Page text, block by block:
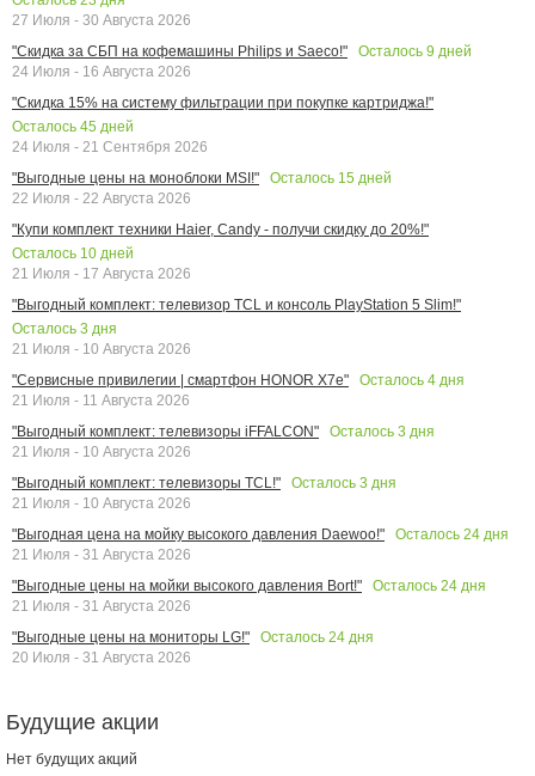
27 Июля - 30 Августа 2026
"Скидка за СБП на кофемашины Philips и Saeco!"
Осталось 9 дней
24 Июля - 16 Августа 2026
"Скидка 15% на систему фильтрации при покупке картриджа!"
Осталось 45 дней
24 Июля - 21 Сентября 2026
"Выгодные цены на моноблоки MSI!"
Осталось 15 дней
22 Июля - 22 Августа 2026
"Купи комплект техники Haier, Candy - получи скидку до 20%!"
Осталось 10 дней
21 Июля - 17 Августа 2026
"Выгодный комплект: телевизор TCL и консоль PlayStation 5 Slim!"
Осталось 3 дня
21 Июля - 10 Августа 2026
"Сервисные привилегии | смартфон HONOR X7e"
Осталось 4 дня
21 Июля - 11 Августа 2026
"Выгодный комплект: телевизоры iFFALCON"
Осталось 3 дня
21 Июля - 10 Августа 2026
"Выгодный комплект: телевизоры TCL!"
Осталось 3 дня
21 Июля - 10 Августа 2026
"Выгодная цена на мойку высокого давления Daewoo!"
Осталось 24 дня
21 Июля - 31 Августа 2026
"Выгодные цены на мойки высокого давления Bort!"
Осталось 24 дня
21 Июля - 31 Августа 2026
"Выгодные цены на мониторы LG!"
Осталось 24 дня
20 Июля - 31 Августа 2026
Будущие акции
Нет будущих акций